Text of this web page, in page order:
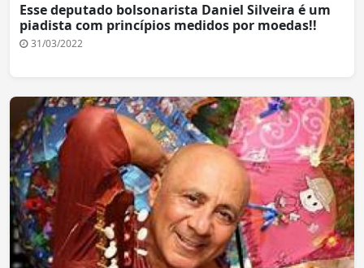
Esse deputado bolsonarista Daniel Silveira é um
piadista com princípios medidos por moedas!!
31/03/2022